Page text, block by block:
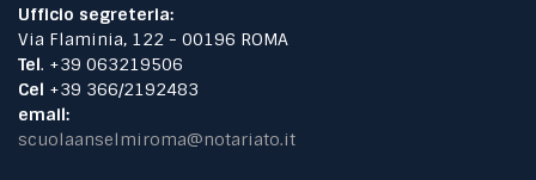
Ufficio segreteria:
Via Flaminia, 122 - 00196 ROMA
Tel. +39 063219506
Cel +39 366/2192483
email:
scuolaanselmiroma@notariato.it